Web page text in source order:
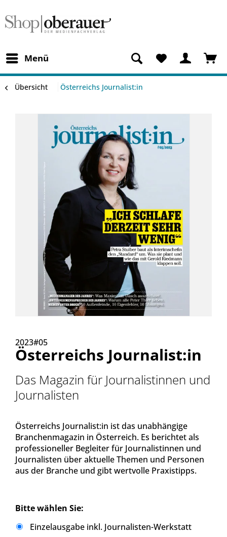
Menü
Übersicht Österreichs Journalist:in
2023#05
Österreichs Journalist:in
Das Magazin für Journalistinnen und
Journalisten
Österreichs Journalist:in ist das unabhängige
Branchenmagazin in Österreich. Es berichtet als
professioneller Begleiter für Journalistinnen und
Journalisten über aktuelle Themen und Personen
aus der Branche und gibt wertvolle Praxistipps.
Bitte wählen Sie:
Einzelausgabe inkl. Journalisten-Werkstatt